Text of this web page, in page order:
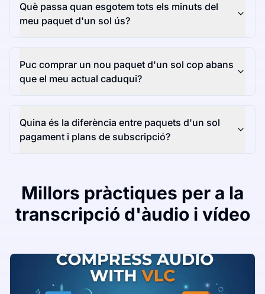
Què passa quan esgotem tots els minuts del
meu paquet d'un sol ús?
Puc comprar un nou paquet d'un sol cop abans
que el meu actual caduqui?
Quina és la diferència entre paquets d'un sol
pagament i plans de subscripció?
Millors pràctiques per a la
transcripció d'àudio i vídeo